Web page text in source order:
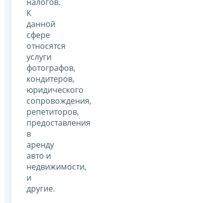
К
данной
сфере
относятся
услуги
фотографов,
кондитеров,
юридического
сопровождения,
репетиторов,
предоставления
в
аренду
авто и
недвижимости,
и
другие.